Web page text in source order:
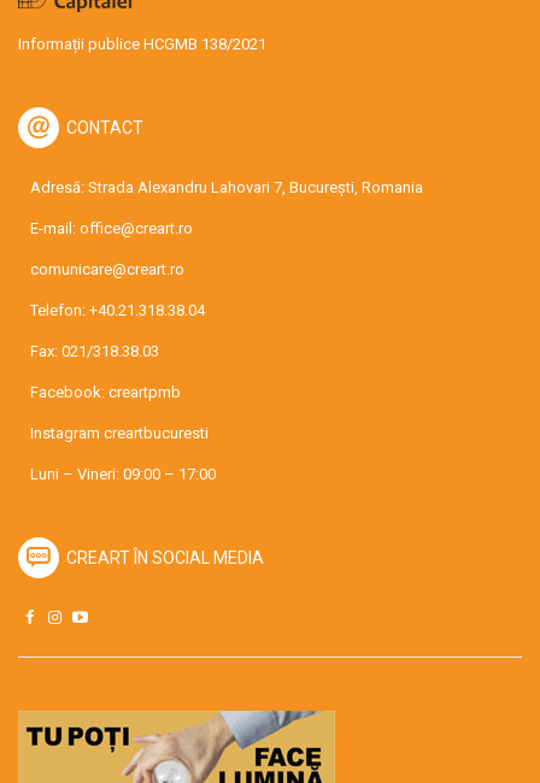
Informații publice HCGMB 138/2021
CONTACT
Adresă: Strada Alexandru Lahovari 7, București, Romania
E-mail: office@creart.ro
comunicare@creart.ro
Telefon: +40.21.318.38.04
Fax: 021/318.38.03
Facebook: creartpmb
Instagram creartbucuresti
Luni – Vineri: 09:00 – 17:00
CREART ÎN SOCIAL MEDIA